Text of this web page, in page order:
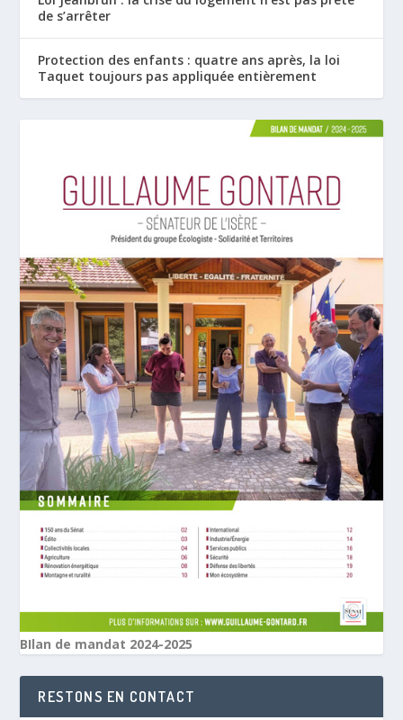
de s’arrêter
Protection des enfants : quatre ans après, la loi
Taquet toujours pas appliquée entièrement
BIlan de mandat 2024-2025
RESTONS EN CONTACT